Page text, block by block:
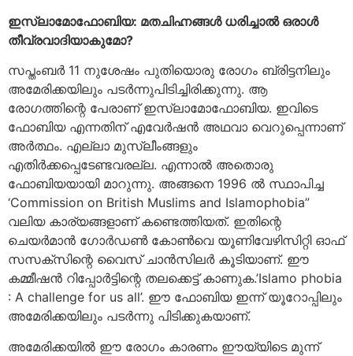
ഇസ്ലാമോഫോബിയ: മതചിഹ്നങ്ങള്‍ ധരിച്ചാല്‍ ഒരാള്‍
തീവ്രവാദിയാകുമോ?
സപ്തംബര്‍ 11 നുശേഷം പുതിയൊരു രോഗം ബ്രിട്ടനിലും
അമേരിക്കയിലും പടര്‍ന്നുപിടിച്ചിരിക്കുന്നു. ആ
രോഗത്തിന്റെ പേരാണ് ഇസ്ലാമോഫോബിയ. ഇവിടെ
ഫോബിയ എന്നതിന് എവേര്‍ഷന്‍ അഥവാ വെറുപ്പെന്നാണ്
അര്‍ത്ഥം. എല്ലാ മുസ്ലീംങ്ങളും
എതിര്‍ക്കപ്പെടേണ്ടവരല്ല. എന്നാല്‍ അതൊരു
ഫോബിയയായി മാറുന്നു. അങ്ങനെ 1996 ല്‍ സ്ഥാപിച്ച
‘Commission on British Muslims and Islamophobia”
വലിയ കാര്യങ്ങളാണ് കണ്ടെത്തിയത്. ഇതിന്റെ
ചെയര്‍മാന്‍ ഗോര്‍ഡണ്‍ കോണ്‍വെ യൂണിവേഴിസിറ്റി ഓഫ്
സസക്‌സിന്റെ വൈസ് ചാന്‍സിലര്‍ കൂടിയാണ്. ഈ
കമ്മീഷന്‍ റിപ്പോര്‍ട്ടിന്റെ തലക്കെട്ട് കാണുക.’Islamo phobia
: A challenge for us all’. ഈ ഫോബിയ ഇന്ന് യൂറോപ്പിലും
അമേരിക്കയിലും പടര്‍ന്നു പിടിക്കുകയാണ്.
അമേരിക്കയില്‍ ഈ രോഗം കാരണം ഈയ്യിടെ മുന്ന്